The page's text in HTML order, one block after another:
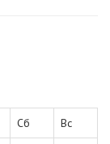
Сб Вс